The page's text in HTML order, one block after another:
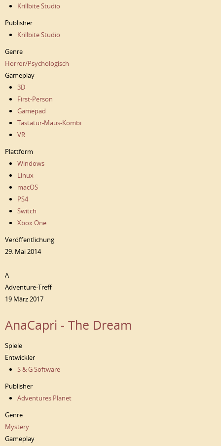
Krillbite Studio
Publisher
Krillbite Studio
Genre
Horror/Psychologisch
Gameplay
3D
First-Person
Gamepad
Tastatur-Maus-Kombi
VR
Plattform
Windows
Linux
macOS
PS4
Switch
Xbox One
Veröffentlichung
29. Mai 2014
A
Adventure-Treff
19 März 2017
AnaCapri - The Dream
Spiele
Entwickler
S & G Software
Publisher
Adventures Planet
Genre
Mystery
Gameplay